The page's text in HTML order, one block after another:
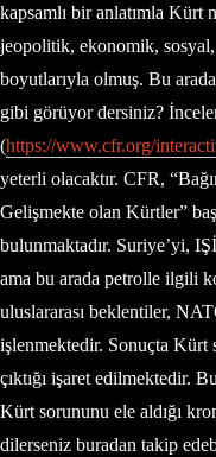
kapsamlı bir anlatımla Kürt
jeopolitik, ekonomik,
boyutlarıyla olmuş. Bu
gibi görüyor dersiniz?
(https://www.cfr.org/
yeterli olacaktır. CFR,
Gelişmekte olan Kürtler”
bulunmaktadır. Suriye’yi,
ama bu arada petrolle ilgili
uluslararası beklentiler,
işlenmektedir. Sonuçta Kürt
çıktığı işaret edilmektedir.
Kürt sorununu ele aldığı
dilerseniz buradan takip